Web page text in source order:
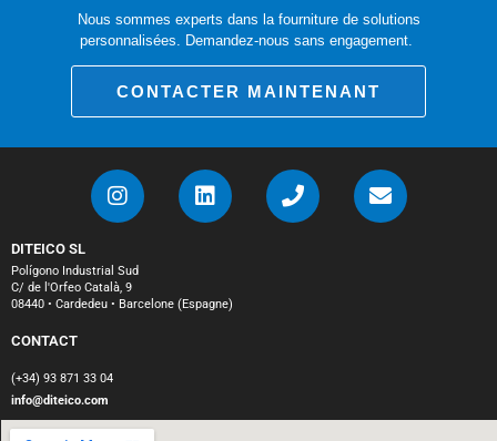
Nous sommes experts dans la fourniture de solutions
personnalisées. Demandez-nous sans engagement.
CONTACTER MAINTENANT
DITEICO SL
Polígono Industrial Sud
C/ de l'Orfeo Català, 9
08440 • Cardedeu • Barcelone (Espagne)
CONTACT
(+34) 93 871 33 04
info@diteico.com